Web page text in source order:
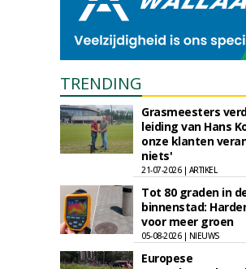
TRENDING
Grasmeesters
leiding van Hans
onze klanten
niets'
21-07-2026 | ARTIKEL
Tot 80 graden in
binnenstad:
voor meer groen
05-08-2026 | NIEUWS
Europese